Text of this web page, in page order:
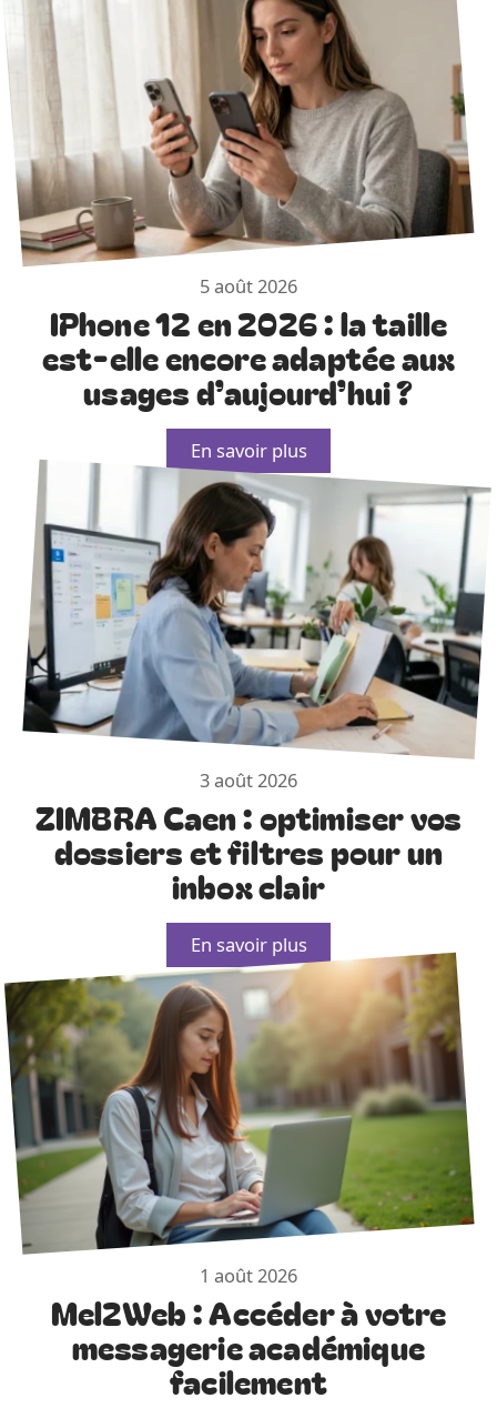
5 août 2026
IPhone 12 en 2026 : la taille
est-elle encore adaptée aux
usages d’aujourd’hui ?
En savoir plus
3 août 2026
ZIMBRA Caen : optimiser vos
dossiers et filtres pour un
inbox clair
En savoir plus
1 août 2026
Mel2Web : Accéder à votre
messagerie académique
facilement